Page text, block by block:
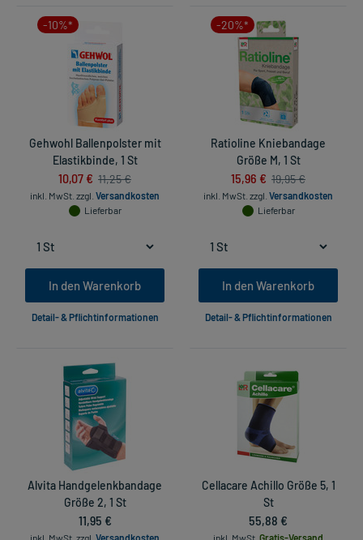
-10%*
Gehwohl Ballenpolster mit
Elastikbinde, 1 St
10,07 € 11,25 €
inkl. MwSt. zzgl. Versandkosten
Lieferbar
In den Warenkorb
Detail- & Pflichtinformationen
-20%*
Ratioline Kniebandage
Größe M, 1 St
15,96 € 19,95 €
inkl. MwSt. zzgl. Versandkosten
Lieferbar
In den Warenkorb
Detail- & Pflichtinformationen
Alvita Handgelenkbandage
Größe 2, 1 St
11,95 €
inkl. MwSt. zzgl. Versandkosten
Cellacare Achillo Größe 5, 1
St
55,88 €
inkl. MwSt. Gratis-Versand